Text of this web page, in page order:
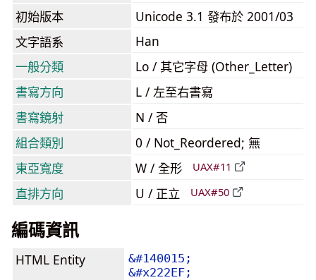
初始版本
Unicode 3.1 發布於 2001/03
文字語系
Han
一般分類
Lo / 其它字母 (Other_Letter)
書寫方向
L / 左至右書寫
書寫鏡射
N / 否
組合類別
0 / Not_Reordered; 無
東亞寬度
W / 全形 UAX#11
直排方向 U / 正立 UAX#50
編碼資訊
HTML Entity
&#140015;
&#x222EF;